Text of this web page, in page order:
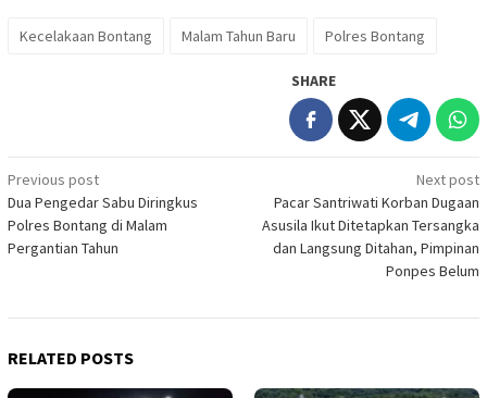
Kecelakaan Bontang Malam Tahun Baru Polres Bontang
SHARE
Post
navigation
Previous post
Dua Pengedar Sabu Diringkus
Polres Bontang di Malam
Pergantian Tahun
Next post
Pacar Santriwati Korban Dugaan
Asusila Ikut Ditetapkan Tersangka
dan Langsung Ditahan, Pimpinan
Ponpes Belum
RELATED POSTS